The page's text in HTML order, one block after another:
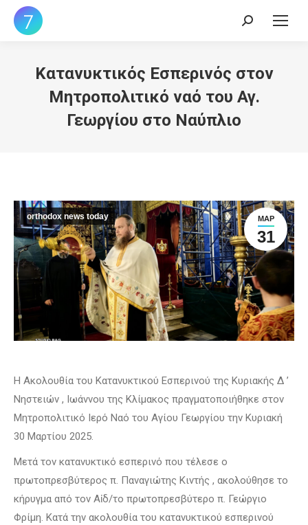
Search:
Κατανυκτικός Εσπερινός στον
Μητροπολιτικό ναό του Αγ.
Γεωργίου στο Ναύπλιο
ΜΑΡ
31
orthodox news today
Η Ακολουθία του Κατανυκτικού Εσπερινού της Κυριακής Δ ’
Νηστειών , Ιωάννου της Κλίμακος πραγματοποιήθηκε στον
Μητροπολιτικό Ιερό Ναό του Αγίου Γεωργίου την Κυριακή
30 Μαρτίου 2025.
Μετά τον κατανυκτικό εσπερινό που τέλεσε ο
πρωτοπρεσβύτερος π. Παναγιώτης Κιντής , ακολούθησε το
κήρυγμα από τον Αἰδ/το πρωτοπρεσβύτερο π. Γεώργιο
Φρίμη. Κατά την ακολουθία του κατανυκτικού εσπερινού